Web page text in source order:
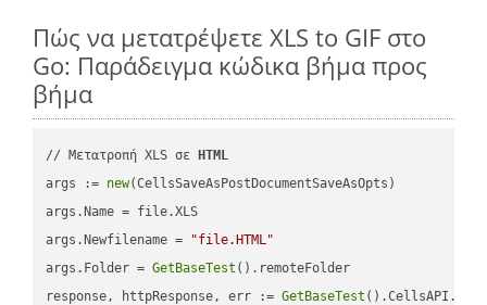
Πώς να μετατρέψετε XLS to GIF στο
Go: Παράδειγμα κώδικα βήμα προς
βήμα
// Μετατροπή XLS σε
HTML
args := new(CellsSaveAsPostDocumentSaveAsOpts)
args.Name = file.XLS
args.Newfilename =
"file.HTML"
args.Folder = GetBaseTest ().remoteFolder
response, httpResponse, err := GetBaseTest ().CellsAPI.